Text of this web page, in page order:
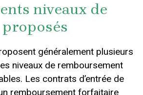
niveaux de
généralement plusieurs
niveaux de remboursement
Les contrats d’entrée de
remboursement forfaitaire